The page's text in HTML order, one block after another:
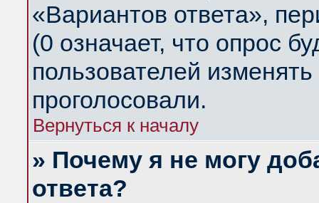
«Вариантов ответа»,
(0 означает, что опрос
пользователей
проголосовали.
Вернуться к началу
» Почему я не могу
ответа?